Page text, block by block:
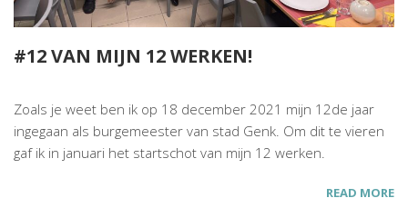
#12 VAN MIJN 12 WERKEN!
Zoals je weet ben ik op 18 december 2021 mijn 12de jaar
ingegaan als burgemeester van stad Genk. Om dit te vieren
gaf ik in januari het startschot van mijn 12 werken.
READ MORE